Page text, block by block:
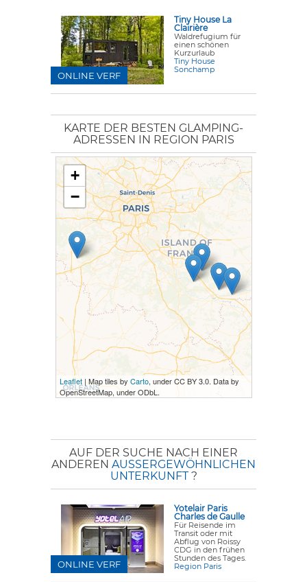
Tiny House La
Clairière
Waldrefugium für
einen schönen
Kurzurlaub
Tiny House
Sonchamp
ONLINE VERF
KARTE DER BESTEN GLAMPING-
ADRESSEN IN REGION PARIS
+
−
Leaflet| Map tiles by Carto, under CC BY 3.0. Data by
OpenStreetMap, under ODbL.
AUF DER SUCHE NACH EINER
ANDEREN AUSSERGEWÖHNLICHEN U
NTERKUNFT?
Yotelair Paris
Charles de Gaulle
Für Reisende im
Transit oder mit
Abflug von Roissy
CDG in den frühen
Stunden des Tages.
Region Paris
ONLINE VERF